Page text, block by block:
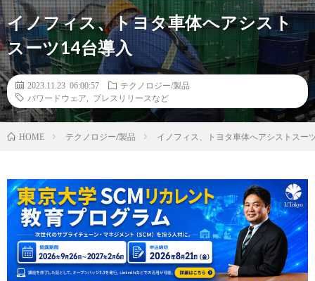
イノフィス、トヨタ車体へアシスト
スーツ14台導入
2023.11.23 06:00:57
テクノロジー/製品
パワードウェア
プレスリリースなど
HOME テクノロジー/製品 イノフィス、トヨタ車体へアシストスー